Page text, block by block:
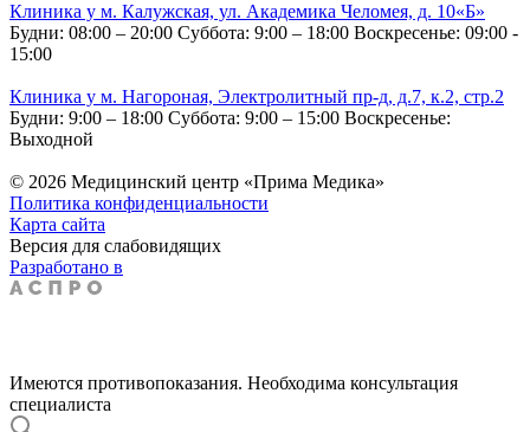
Клиника у м. Калужская, ул. Академика Челомея, д. 10«Б»
Будни: 08:00 – 20:00 Суббота: 9:00 – 18:00 Воскресенье: 09:00 -
15:00
Клиника у м. Нагороная, Электролитный пр-д, д.7, к.2, стр.2
Будни: 9:00 – 18:00 Суббота: 9:00 – 15:00 Воскресенье:
Выходной
© 2026 Медицинский центр «Прима Медика»
Политика конфиденциальности
Карта сайта
Версия для слабовидящих
Разработано в
Имеются противопоказания. Необходима консультация
специалиста